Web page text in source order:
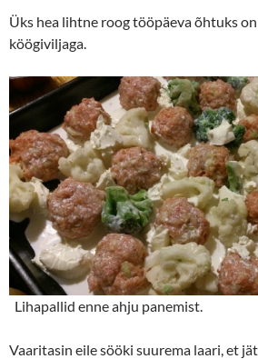
Üks hea lihtne roog tööpäeva õhtuks
köögiviljaga.
Lihapallid enne ahju panemist.
Vaaritasin eile sööki suurema laari, et